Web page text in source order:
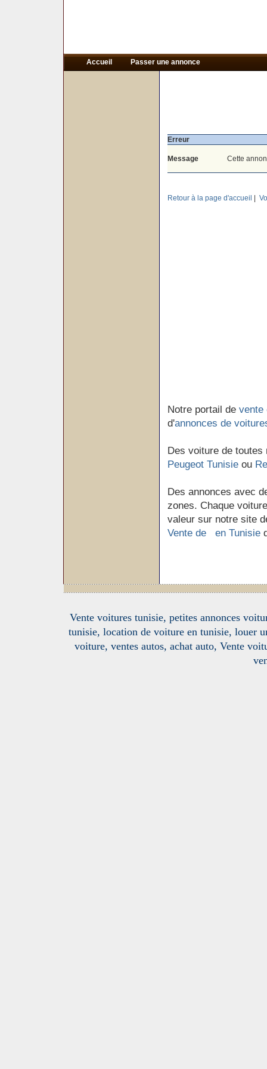
Accueil Passer une annonce
Erreur
Message Cette
Retour à la page d'accueil
Notre portail de vente
d'annonces de
Des voiture de
Peugeot Tunisieou
Des annonces avec
zones. Chaque
valeur sur notre site
Vente de en Tunisie
Vente voitures tunisie, petites annonces
tunisie, location de voiture en tunisie, louer
voiture, ventes autos, achat auto, Vente